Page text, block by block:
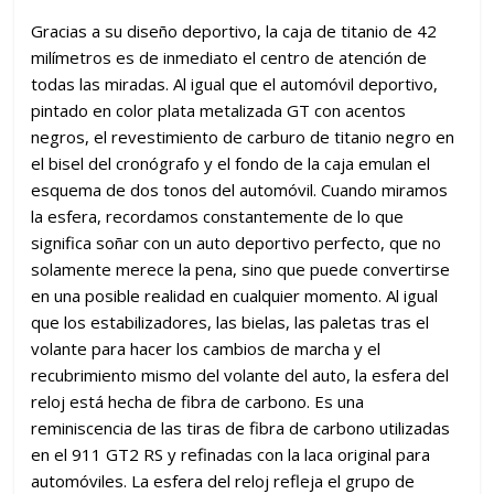
Gracias a su diseño deportivo, la caja de titanio de 42
milímetros es de inmediato el centro de atención de
todas las miradas. Al igual que el automóvil deportivo,
pintado en color plata metalizada GT con acentos
negros, el revestimiento de carburo de titanio negro en
el bisel del cronógrafo y el fondo de la caja emulan el
esquema de dos tonos del automóvil. Cuando miramos
la esfera, recordamos constantemente de lo que
significa soñar con un auto deportivo perfecto, que no
solamente merece la pena, sino que puede convertirse
en una posible realidad en cualquier momento. Al igual
que los estabilizadores, las bielas, las paletas tras el
volante para hacer los cambios de marcha y el
recubrimiento mismo del volante del auto, la esfera del
reloj está hecha de fibra de carbono. Es una
reminiscencia de las tiras de fibra de carbono utilizadas
en el 911 GT2 RS y refinadas con la laca original para
automóviles. La esfera del reloj refleja el grupo de